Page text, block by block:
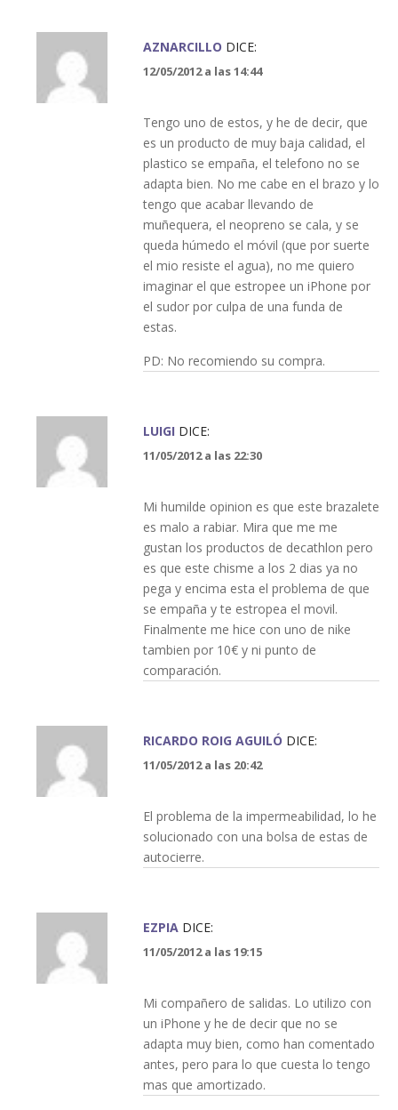
AZNARCILLO DICE:
12/05/2012 a las 14:44
Tengo uno de estos, y he de decir, que
es un producto de muy baja calidad, el
plastico se empaña, el telefono no se
adapta bien. No me cabe en el brazo y lo
tengo que acabar llevando de
muñequera, el neopreno se cala, y se
queda húmedo el móvil (que por suerte
el mio resiste el agua), no me quiero
imaginar el que estropee un iPhone por
el sudor por culpa de una funda de
estas.
PD: No recomiendo su compra.
LUIGI DICE:
11/05/2012 a las 22:30
Mi humilde opinion es que este brazalete
es malo a rabiar. Mira que me me
gustan los productos de decathlon pero
es que este chisme a los 2 dias ya no
pega y encima esta el problema de que
se empaña y te estropea el movil.
Finalmente me hice con uno de nike
tambien por 10€ y ni punto de
comparación.
RICARDO ROIG AGUILÓ DICE:
11/05/2012 a las 20:42
El problema de la impermeabilidad, lo he
solucionado con una bolsa de estas de
autocierre.
EZPIA DICE:
11/05/2012 a las 19:15
Mi compañero de salidas. Lo utilizo con
un iPhone y he de decir que no se
adapta muy bien, como han comentado
antes, pero para lo que cuesta lo tengo
mas que amortizado.